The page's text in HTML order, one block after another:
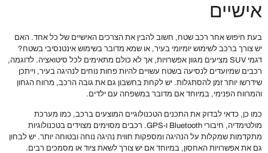
אישיים
בעת חיפוש אחר רכב שטח, חשוב להבין את הצרכים האישיים של כל אחד. האם
יש צורך ברכב לשימוש יומיומי בעיר, או שמא מדובר בשימוש אינטנסיבי בשטח?
דגמי SUV מציעים מגוון אפשרויות, אך לא כולם מתאימים לכל סיטואציה. לדוגמה,
רכבים שמיועדים לנסיעה בשטח עשויים להיות פחות נוחים לנהיגה בעיר, וייתכן
שידרשו יותר זמן להסתגלות. יש לקחת בחשבון גם את גובה הרכב, מרווח הגחון
והמרווח הפנימי, במיוחד אם מדובר במשפחה עם ילדים.
כמו כן, כדאי לבדוק את התכנים הטכנולוגיים המוצעים ברכב, כמו מערכת
מולטימדיה, חיבורי Bluetooth ו-GPS. רכבים מסוימים מצוידים בטכנולוגיות
מתקדמות שמקלות על הנהיגה ומספקות חווית נהיגה נוחה ובטוחה יותר. יש לבחון
גם את אפשרויות האחסון, במיוחד אם יש צורך לשאת ציוד או מסמכים רבים.